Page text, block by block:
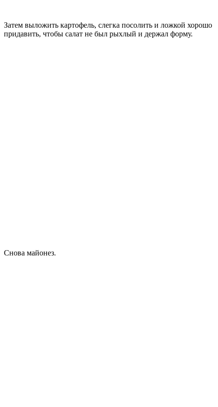
Затем выложить картофель, слегка посолить и ложкой хорошо
придавить, чтобы салат не был рыхлый и держал форму.
Снова майонез.